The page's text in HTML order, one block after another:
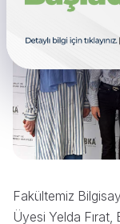
Fakültemiz
Üyesi Yelda